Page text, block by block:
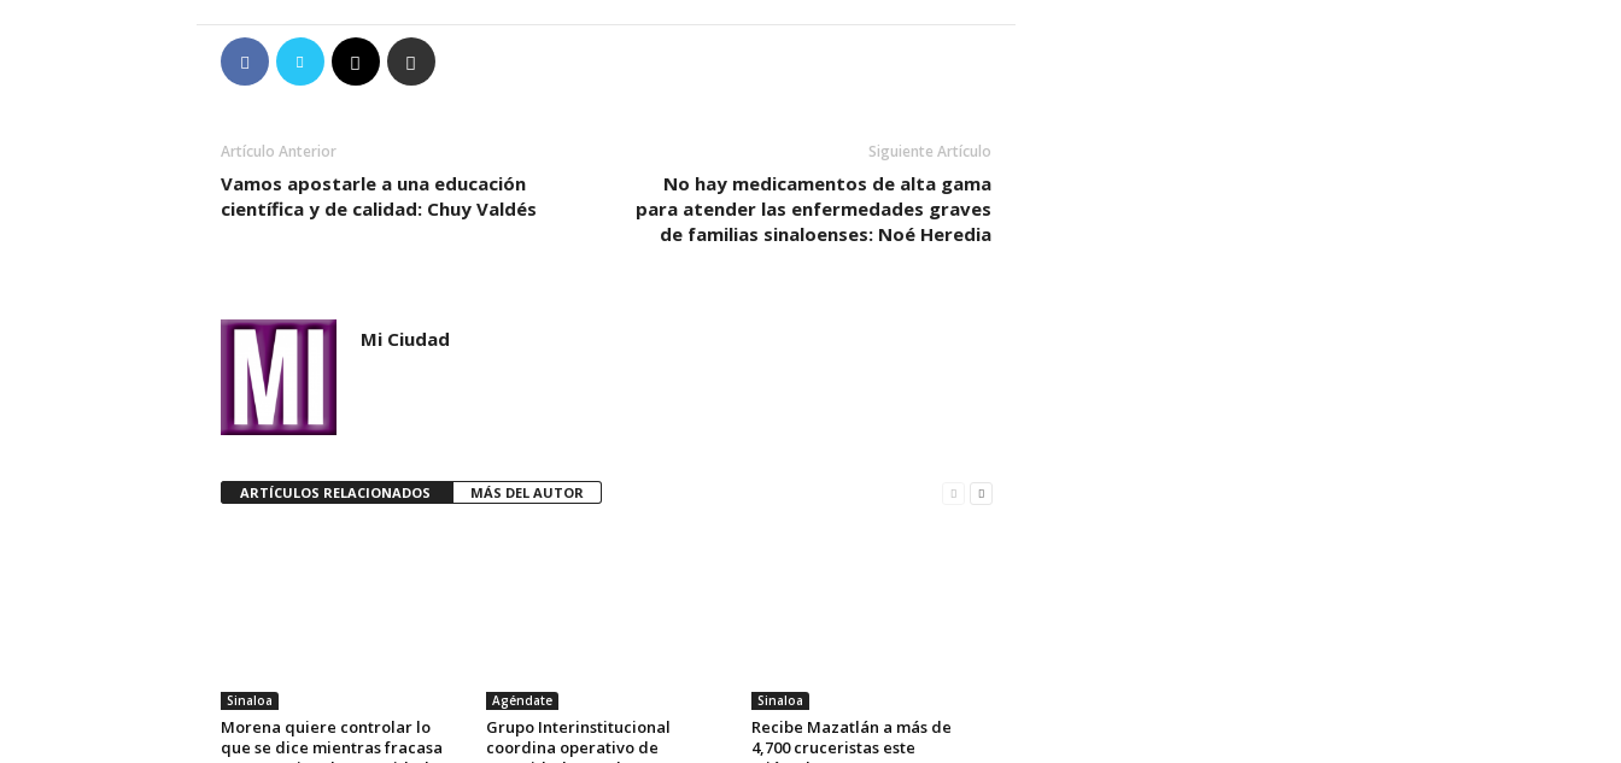
Artículo Anterior
Vamos apostarle a una educación
científica y de calidad: Chuy Valdés
Siguiente Artículo
No hay medicamentos de alta gama
para atender las enfermedades graves
de familias sinaloenses: Noé Heredia
Mi Ciudad
ARTÍCULOS RELACIONADOS MÁS DEL AUTOR
Sinaloa
Morena quiere controlar lo
que se dice mientras fracasa
Agéndate
Grupo Interinstitucional
coordina operativo de
Sinaloa
Recibe Mazatlán a más de
4,700 cruceristas este